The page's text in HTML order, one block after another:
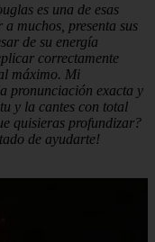
es una de esas
muchos, presenta sus
de su energía
correctamente
máximo. Mi
pronunciación exacta y
y la cantes con total
quisieras profundizar?
de ayudarte!